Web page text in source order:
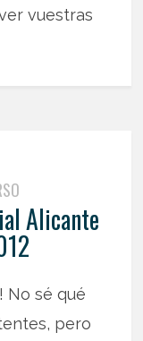
vuestras
Alicante
No sé qué
pero